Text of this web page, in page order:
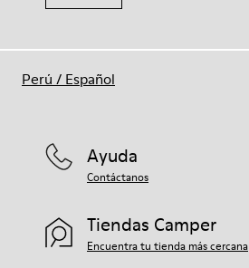
Ayuda
Contáctanos
Tiendas Camper
Encuentra tu tienda más cercana
Perú / Español